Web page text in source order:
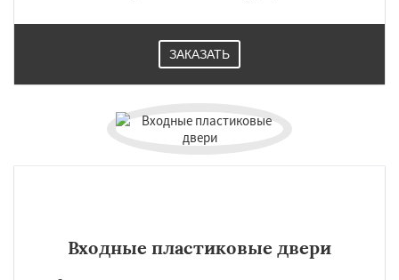
ЗАКАЗАТЬ
Входные пластиковые двери